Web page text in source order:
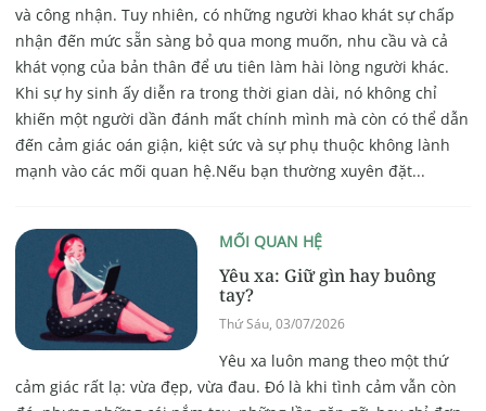
và công nhận. Tuy nhiên, có những người khao khát sự chấp
nhận đến mức sẵn sàng bỏ qua mong muốn, nhu cầu và cả
khát vọng của bản thân để ưu tiên làm hài lòng người khác.
Khi sự hy sinh ấy diễn ra trong thời gian dài, nó không chỉ
khiến một người dần đánh mất chính mình mà còn có thể dẫn
đến cảm giác oán giận, kiệt sức và sự phụ thuộc không lành
mạnh vào các mối quan hệ.Nếu bạn thường xuyên đặt...
MỐI QUAN HỆ
Yêu xa: Giữ gìn hay buông
tay?
Thứ Sáu, 03/07/2026
Yêu xa luôn mang theo một thứ
cảm giác rất lạ: vừa đẹp, vừa đau. Đó là khi tình cảm vẫn còn